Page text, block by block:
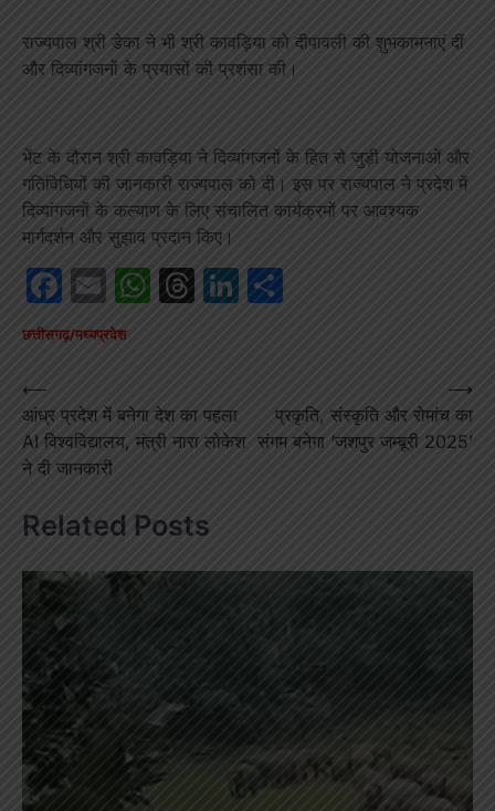
राज्यपाल श्री डेका ने भी श्री कावड़िया को दीपावली की शुभकामनाएं दीं
और दिव्यांगजनों के प्रयासों की प्रशंसा की।
भेंट के दौरान श्री कावड़िया ने दिव्यांगजनों के हित से जुड़ी योजनाओं और
गतिविधियों की जानकारी राज्यपाल को दी। इस पर राज्यपाल ने प्रदेश में
दिव्यांगजनों के कल्याण के लिए संचालित कार्यक्रमों पर आवश्यक
मार्गदर्शन और सुझाव प्रदान किए।
Facebook
EmailWhatsApp
Threads
LinkedIn
छत्तीसगढ़/मध्यप्रदेश
Post
navigation
⟵
आंध्र प्रदेश में बनेगा देश का पहला
AI विश्वविद्यालय, मंत्री नारा लोकेश
ने दी जानकारी
प्रकृति, संस्कृति और रोमांच का
संगम बनेगा ‘जशपुर जम्बूरी 2025’
⟶
Related Posts